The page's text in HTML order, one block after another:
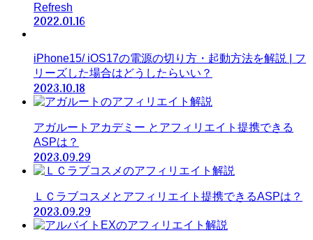
Refresh
2022.01.16
iPhone15/ iOS17の電源の切り方・起動方法を解説 | フ
リーズした場合はどうしたらいい？
2023.10.18
アガルートアカデミー とアフィリエイト提携できる
ASPは？
2023.09.29
ＬＣラブコスメとアフィリエイト提携できるASPは？
2023.09.29